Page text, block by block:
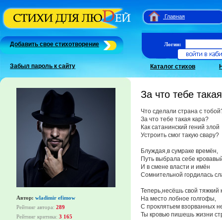
Главная
Добавить свое стихотворение
Забыл пароль к сайту
Логин:
Каталог стихов
Автор: wladimir efimow
Рейтинг автора: 289
Рейтинг критика: 3 165
За что тебе
Что сделали страна с
За что тебе такая кара?
Как сатанинский гений злой
Устроить смог такую свару?
Блуждая,в сумраке времён,
Путь выбрала себе
И в смене власти и имён
Сомнительной гордилась
Теперь,несёшь свой тяжкий
На место лобное голгофы,
С проклятьем взорванных
Ты кровью пишешь жизни